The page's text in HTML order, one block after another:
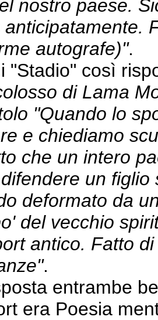
nostro paese.
autografe)".
"Stadio" così
di Lama
"Quando lo
e chiediamo
che un intero
un
deformato da
del vecchio
antico. Fatto
.
entrambe
era Poesia